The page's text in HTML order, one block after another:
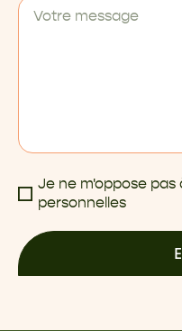
Je ne m'oppose pas
personnelles